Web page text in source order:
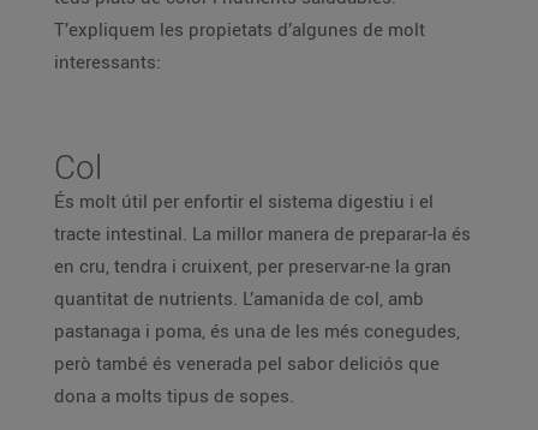
T’expliquem les propietats d’algunes de molt
interessants:
Col
És molt útil per enfortir el sistema digestiu i el
tracte intestinal. La millor manera de preparar-la és
en cru, tendra i cruixent, per preservar-ne la gran
quantitat de nutrients. L’amanida de col, amb
pastanaga i poma, és una de les més conegudes,
però també és venerada pel sabor deliciós que
dona a molts tipus de sopes.